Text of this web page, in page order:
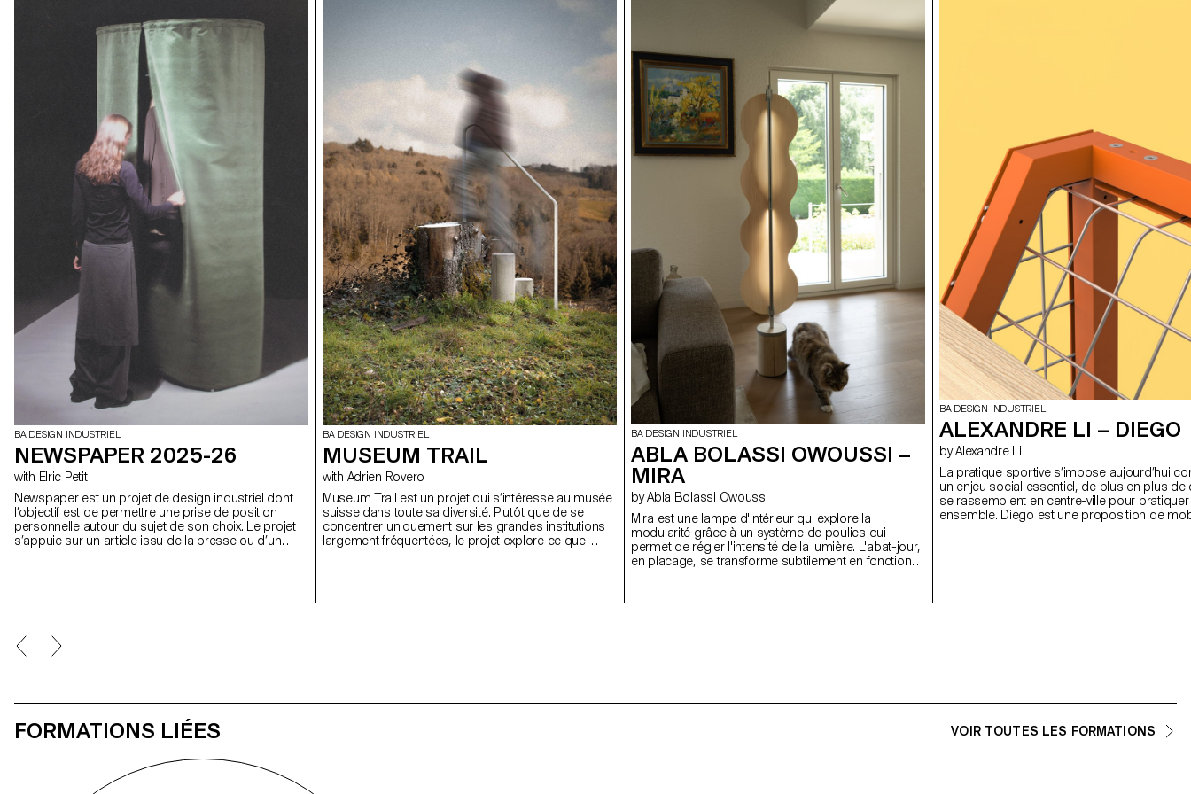
BA DESIGN INDUSTRIEL
NEWSPAPER 2025-26
with Elric Petit
Newspaper est un projet de design industriel dont
l’objectif est de permettre une prise de position
personnelle autour du sujet de son choix. Le projet
s’appuie sur un article issu de la presse ou d’un
BA DESIGN INDUSTRIEL
MUSEUM TRAIL
with Adrien Rovero
Museum Trail est un projet qui s’intéresse au musée
suisse dans toute sa diversité. Plutôt que de se
concentrer uniquement sur les grandes institutions
largement fréquentées, le projet explore ce que
BA DESIGN INDUSTRIEL
ABLA BOLASSI OWOUSSI –
MIRA
by Abla Bolassi Owoussi
Mira est une lampe d'intérieur qui explore la
modularité grâce à un système de poulies qui
permet de régler l'intensité de la lumière. L'abat-jour,
en placage, se transforme subtilement en fonction
BA DESIGN INDUSTRIEL
ALEXANDRE LI – DIEGO
by Alexandre Li
La pratique sportive s’impose aujourd’hui
un enjeu social essentiel, de plus en plus de
se rassemblent en centre-ville pour pratiquer
ensemble. Diego est une proposition de
FORMATIONS LIÉES VOIR TOUTES LES FORMATIONS